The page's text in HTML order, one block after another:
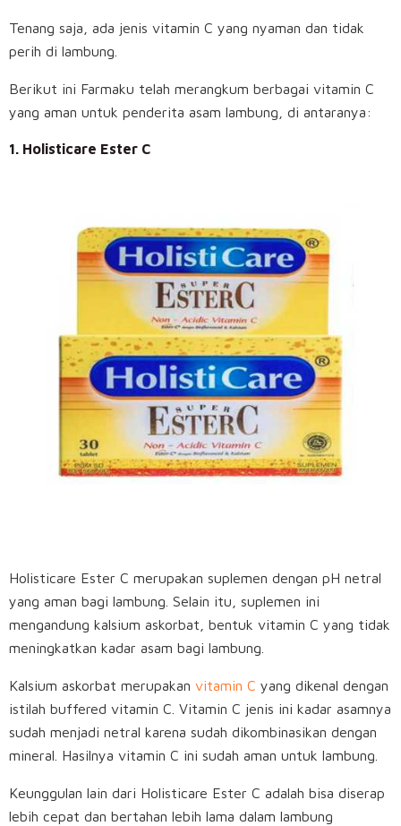
Tenang saja, ada jenis vitamin C yang nyaman dan tidak
perih di lambung.
Berikut ini Farmaku telah merangkum berbagai vitamin C
yang aman untuk penderita asam lambung, di antaranya:
1. Holisticare Ester C
Holisticare Ester C merupakan suplemen dengan pH netral
yang aman bagi lambung. Selain itu, suplemen ini
mengandung kalsium askorbat, bentuk vitamin C yang tidak
meningkatkan kadar asam bagi lambung.
Kalsium askorbat merupakan vitamin C yang dikenal dengan
istilah buffered vitamin C. Vitamin C jenis ini kadar asamnya
sudah menjadi netral karena sudah dikombinasikan dengan
mineral. Hasilnya vitamin C ini sudah aman untuk lambung.
Keunggulan lain dari Holisticare Ester C adalah bisa diserap
lebih cepat dan bertahan lebih lama dalam lambung